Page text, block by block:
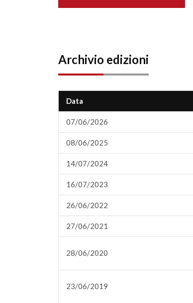
Archivio edizioni
Data
07/06/2026
08/06/2025
14/07/2024
16/07/2023
26/06/2022
27/06/2021
28/06/2020
23/06/2019